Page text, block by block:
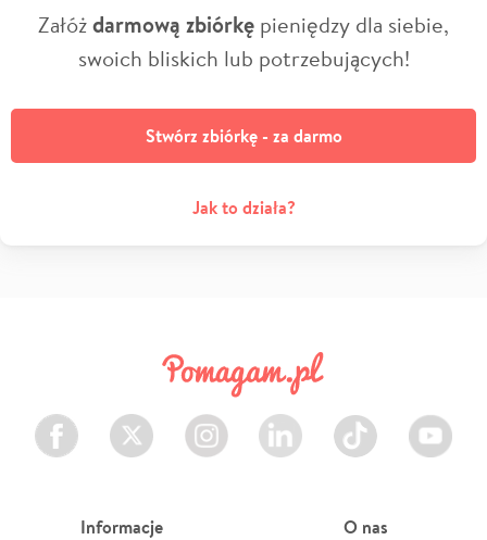
Załóżdarmową zbiórkę pieniędzy dla siebie,
swoich bliskich lub potrzebujących!
Stwórz zbiórkę - za darmo
Jak to działa?
Facebook Twitter Instagram LinkedIn TikTok Youtube
Informacje O nas